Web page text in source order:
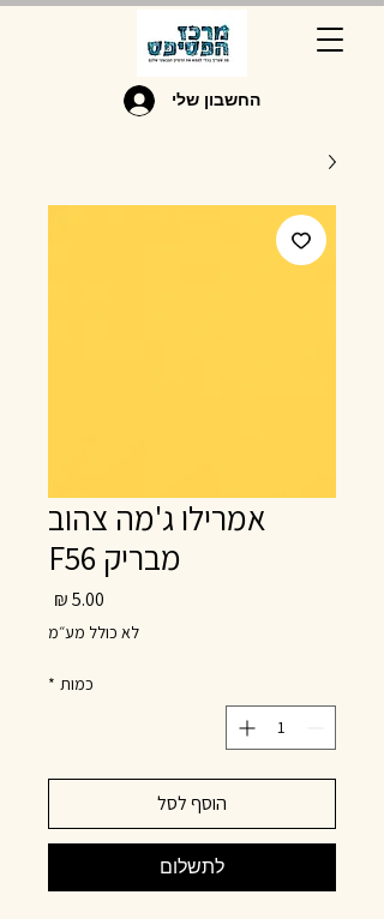
החשבון שלי
אמרילו ג'מה צהוב
מבריק F56
לא כולל מע״מ
כמות *
הוסף לסל
לתשלום